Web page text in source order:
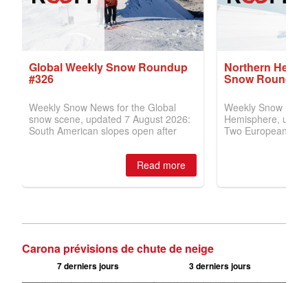
Carona prévisions de chute de neige
7 derniers jours 3 derniers jours